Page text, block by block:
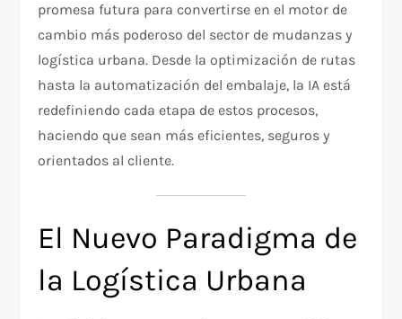
promesa futura para convertirse en el motor de
cambio más poderoso del sector de mudanzas y
logística urbana. Desde la optimización de rutas
hasta la automatización del embalaje, la IA está
redefiniendo cada etapa de estos procesos,
haciendo que sean más eficientes, seguros y
orientados al cliente.
El Nuevo Paradigma de
la Logística Urbana